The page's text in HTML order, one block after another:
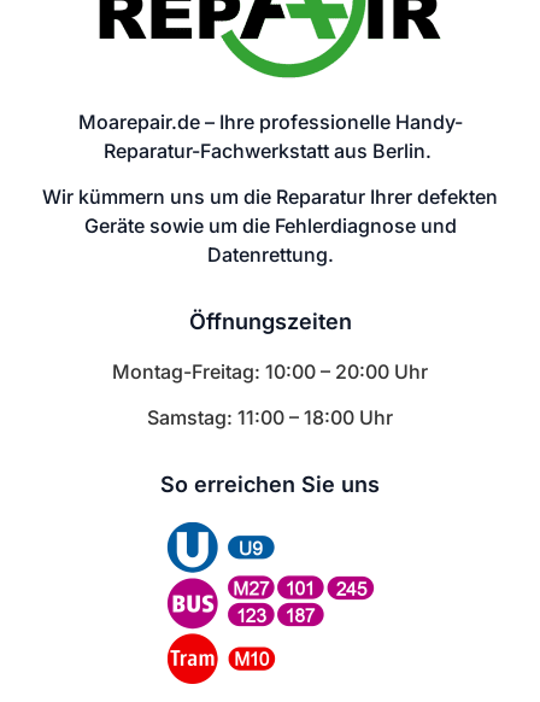
Moarepair.de – Ihre professionelle Handy-
Reparatur-Fachwerkstatt aus Berlin.
Wir kümmern uns um die Reparatur Ihrer defekten
Geräte sowie um die Fehlerdiagnose und
Datenrettung.
Öffnungszeiten
Montag-Freitag: 10:00 – 20:00 Uhr
Samstag: 11:00 – 18:00 Uhr
So erreichen Sie uns